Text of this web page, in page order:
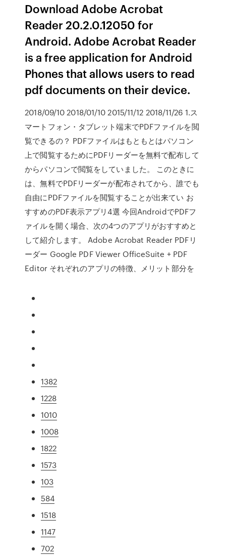
Download Adobe Acrobat
Reader 20.2.0.12050 for
Android. Adobe Acrobat Reader
is a free application for Android
Phones that allows users to read
pdf documents on their device.
2018/09/10 2018/01/10 2015/11/12 2018/11/26 1.ス
マートフォン・タブレット端末でPDFファイルを閲
覧できるの？ PDFファイルはもともとはパソコン
上で閲覧するためにPDFリーダーを無料で配布して
からパソコンで閲覧をしていました。 このときに
は、無料でPDFリーダーが配布されてから、誰でも
自由にPDFファイルを閲覧することが出来てい お
すすめのPDF表示アプリ4選 今回AndroidでPDFフ
ァイルを開く場合、次の4つのアプリがおすすめと
して紹介します。 Adobe Acrobat Reader PDFリ
ーダー Google PDF Viewer OfficeSuite + PDF
Editor それぞれのアプリの特徴、メリット部分を
1382
1228
1010
1008
1822
1573
103
584
1518
1147
702